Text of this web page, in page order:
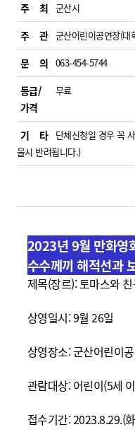
주 최 군산시
주 관 군산어린이공연장(대
문 의 063-454-5744
등급/
가격
무료
기 타 단체신청일 경우 꼭
을시 반려됩니다.)
2023년 9월 만화영
수수께끼 해적선과
제목(장르):토마스와
상영일시: 9월 26일
상영장소: 군산어린이
관람대상: 어린이(5세
접수기간: 2023.8.29.(